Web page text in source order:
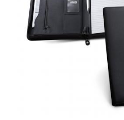
AKCIJA
MAJICE & TEKSTIL